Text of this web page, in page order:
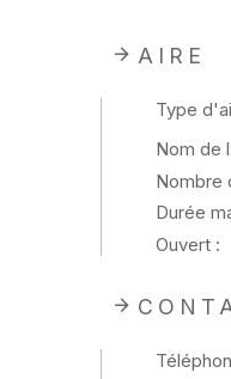
AIRE
Type
Nom de
Nombre
Durée
Ouvert :